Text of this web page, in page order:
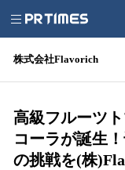
株式会社Flavorich
高級フルーツ
コーラが誕生
の挑戦を(株